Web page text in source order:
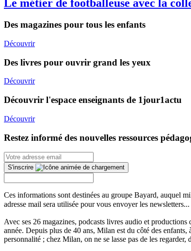
Le métier de footballeuse avec la
Des magazines pour tous les enfants
Découvrir
Des livres pour ouvrir grand les yeux
Découvrir
Découvrir l'espace enseignants de 1jour1actu
Découvrir
Restez informé des nouvelles ressources
S'inscrire
Ces informations sont destinées au groupe Bayard, auquel
adresse mail sera utilisée pour vous envoyer les newsletters...
Avec ses 26 magazines, podcasts livres audio et
année. Depuis plus de 40 ans, Milan est du côté des
personnalité ; chez Milan, on ne se lasse pas de les